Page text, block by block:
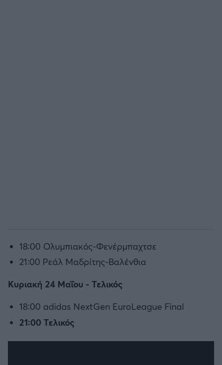
18:00 Ολυμπιακός-Φενέρμπαχτσε
21:00 Ρεάλ Μαδρίτης-Βαλένθια
Κυριακή 24 Μαΐου - Τελικός
18:00 adidas NextGen EuroLeague Final
21:00 Τελικός